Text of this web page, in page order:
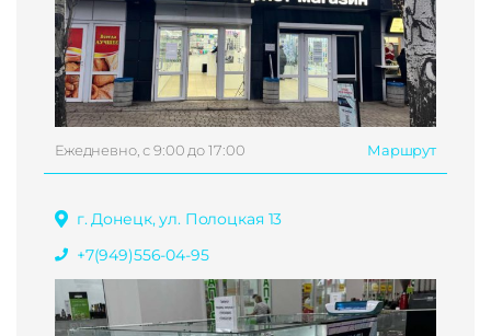
Ежедневно, с 9:00 до 17:00 Маршрут
г. Донецк, ул. Полоцкая 13
+7(949)556-04-95